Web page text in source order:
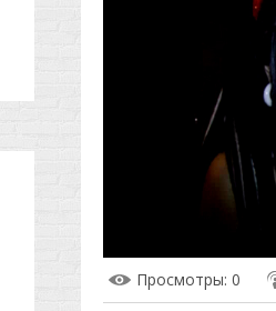
Просмотры: 0